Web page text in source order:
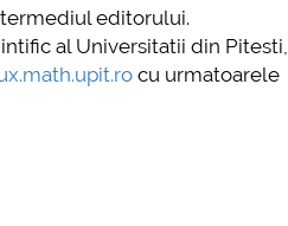
editorului.
al Universitatii din Pitesti,
cu urmatoarele